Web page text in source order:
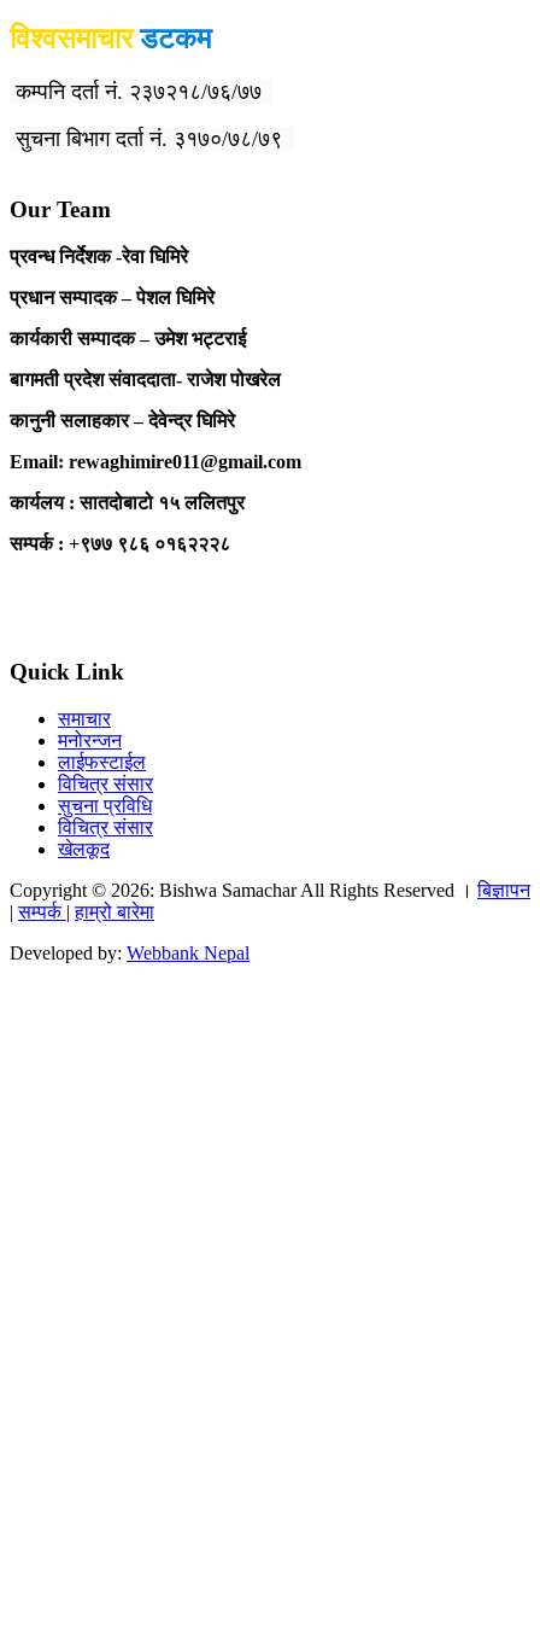
विश्वसमाचारडटकम
कम्पनि दर्ता नं. २३७२१८/७६/७७
सुचना बिभाग दर्ता नं. ३१७०/७८/७९
Our Team
प्रवन्ध निर्देशक -रेवा घिमिरे
प्रधान सम्पादक – पेशल घिमिरे
कार्यकारी सम्पादक – उमेश भट्टराई
बागमती प्रदेश संवाददाता- राजेश पोखरेल
कानुनी सलाहकार – देवेन्द्र घिमिरे
Email: rewaghimire011@gmail.com
कार्यलय : सातदोबाटो १५ ललितपुर
सम्पर्क : +९७७ ९८६ ०१६२२२८
Quick Link
समाचार
मनोरन्जन
लाईफस्टाईल
विचित्र संसार
सुचना प्रविधि
विचित्र संसार
खेलकूद
Copyright © 2026: Bishwa Samachar All Rights Reserved ।बिज्ञापन
|सम्पर्क |हाम्रो बारेमा
Developed by: Webbank Nepal